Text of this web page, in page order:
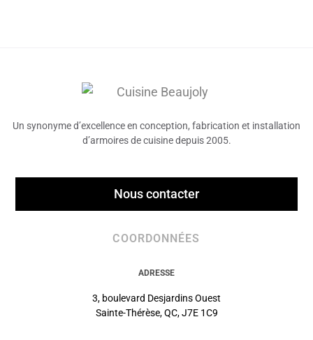
Un synonyme d’excellence en conception, fabrication et installation
d’armoires de cuisine depuis 2005.
Nous contacter
COORDONNÉES
ADRESSE
3, boulevard Desjardins Ouest
Sainte-Thérèse, QC, J7E 1C9